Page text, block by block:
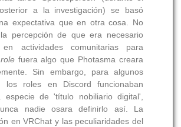
a la investigación) se basó
expectativa que en otra cosa. No
percepción de que era necesario
en actividades comunitarias para
rolefuera algo que Photasma creara
Sin embargo, para algunos
los roles en Discord funcionaban
especie de 'título nobiliario digital',
nadie osara definirlo así. La
en VRChat y las peculiaridades del